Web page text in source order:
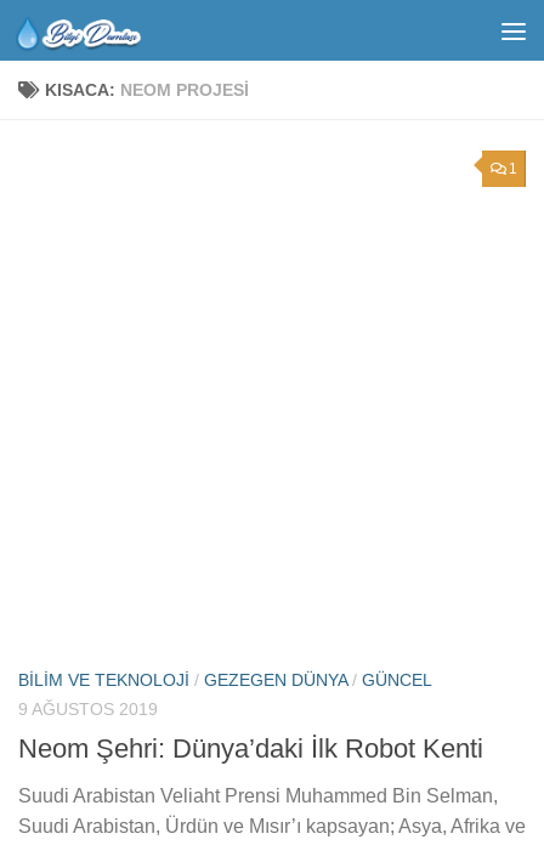
KISACA: NEOM PROJESI
1
BILIM VE TEKNOLOJI / GEZEGEN DÜNYA/ GÜNCEL
9 AĞUSTOS 2019
Neom Şehri: Dünya’daki İlk Robot Kenti
Suudi Arabistan Veliaht Prensi Muhammed Bin Selman,
Suudi Arabistan, Ürdün ve Mısır’ı kapsayan; Asya, Afrika ve